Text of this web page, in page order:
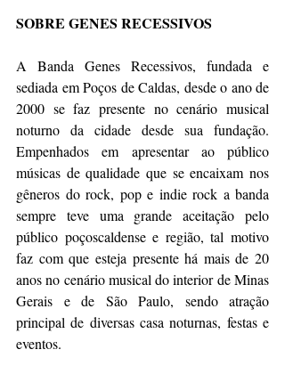
SOBRE GENES RECESSIVOS
A Banda Genes Recessivos, fundada e
sediada em Poços de Caldas, desde o ano de
2000 se faz presente no cenário musical
noturno da cidade desde sua fundação.
Empenhados em apresentar ao público
músicas de qualidade que se encaixam nos
gêneros do rock, pop e indie rock a banda
sempre teve uma grande aceitação pelo
público poçoscaldense e região, tal motivo
faz com que esteja presente há mais de 20
anos no cenário musical do interior de Minas
Gerais e de São Paulo, sendo atração
principal de diversas casa noturnas, festas e
eventos.